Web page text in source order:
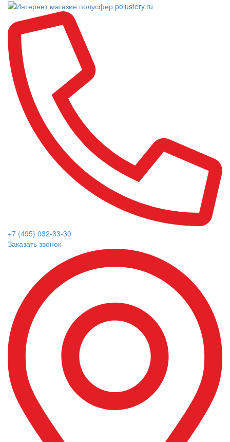
+7 (495) 032-33-30
Заказать звонок